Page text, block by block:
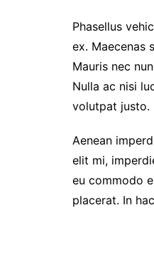
Phasellus
ex. Maecenas
Mauris nec
Nulla ac nisi
volutpat justo.
Aenean
elit mi,
eu commodo
placerat. In